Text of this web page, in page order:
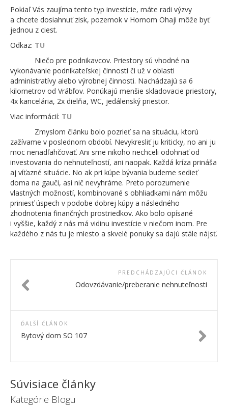
Pokiaľ Vás zaujíma tento typ investície, máte radi výzvy
a chcete dosiahnuť zisk, pozemok v Hornom Ohaji môže byť
jednou z ciest.
Odkaz: TU
Niečo pre podnikavcov. Priestory sú vhodné na
vykonávanie podnikateľskej činnosti či už v oblasti
administratívy alebo výrobnej činnosti. Nachádzajú sa 6
kilometrov od Vrábľov. Ponúkajú menšie skladovacie priestory,
4x kancelária, 2x dielňa, WC, jedálenský priestor.
Viac informácií: TU
Zmyslom článku bolo pozrieť sa na situáciu, ktorú
zažívame v poslednom období. Nevykresliť ju kriticky, no ani ju
moc nenadľahčovať. Ani sme nikoho nechceli odohnať od
investovania do nehnuteľností, ani naopak. Každá kríza prináša
aj víťazné situácie. No ak pri kúpe bývania budeme sedieť
doma na gauči, asi nič nevyhráme. Preto porozumenie
vlastných možností, kombinované s obhliadkami nám môžu
priniesť úspech v podobe dobrej kúpy a následného
zhodnotenia finančných prostriedkov. Ako bolo opísané
i vyššie, každý z nás má vidinu investície v niečom inom. Pre
každého z nás tu je miesto a skvelé ponuky sa dajú stále nájsť.
PREDCHÁDZAJÚCI ČLÁNOK
Odovzdávanie/preberanie nehnuteľnosti
ĎALŠÍ ČLÁNOK
Bytový dom SO 107
Súvisiace články
Kategórie Blogu